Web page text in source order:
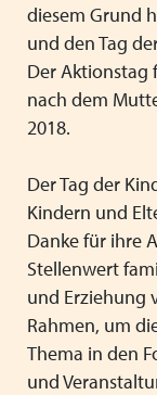
diesem Grund
und den Tag
Der Aktionstag
nach dem
2018.
Der Tag der
Kindern und
Danke für ihre
Stellenwert
und Erziehung
Rahmen, um
Thema in den
und